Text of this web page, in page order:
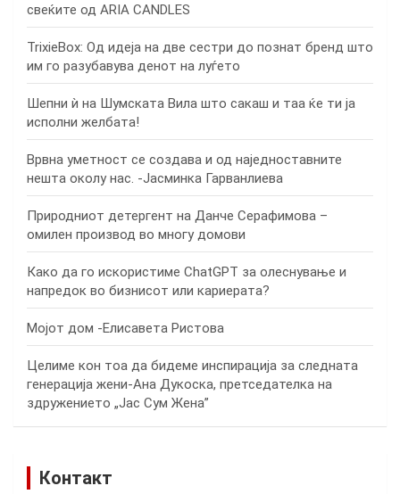
свеќите од ARIA CANDLES
TrixieBox: Од идеја на две сестри до познат бренд што
им го разубавува денот на луѓето
Шепни ѝ на Шумската Вила што сакаш и таа ќе ти ја
исполни желбата!
Врвна уметност се создава и од наједноставните
нешта околу нас. -Јасминка Гарванлиева
Природниот детергент на Данче Серафимова –
омилен производ во многу домови
Како да го искористиме ChatGPT за олеснување и
напредок во бизнисот или кариерата?
Мојот дом -Елисавета Ристова
Целиме кон тоа да бидеме инспирација за следната
генерација жени-Ана Дукоска, претседателка на
здружението „Јас Сум Жена”
Контакт